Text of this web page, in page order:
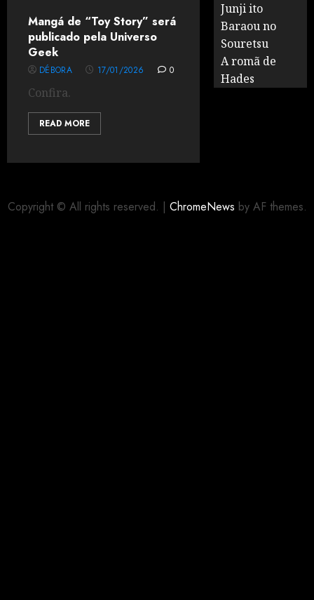
Mangá de “Toy Story” será
publicado pela Universo
Geek
DÉBORA 17/01/2026 0
Confira.
READ MORE
Junji ito
Baraou no
Souretsu
A romã de
Hades
Copyright © All rights reserved. | ChromeNews by AF themes.